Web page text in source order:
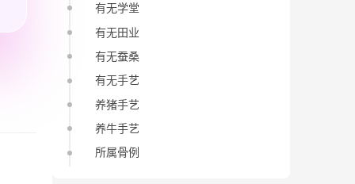
有无学堂
有无田业
有无蚕桑
有无手艺
养猪手艺
养牛手艺
所属骨例